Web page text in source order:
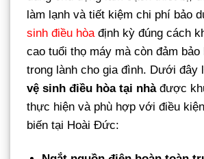
làm lạnh và tiết kiệm chi phí bảo
sinh điều hòađịnh kỳ đúng cách
cao tuổi thọ máy mà còn đảm bảo
trong lành cho gia đình. Dưới đây
vệ sinh điều hòa tại nhàđược
thực hiện và phù hợp với điều
biến tại Hoài Đức: